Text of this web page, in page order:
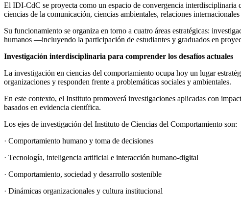
El IDI-CdC se proyecta como un espacio de convergencia interdisciplinaria
ciencias de la comunicación, ciencias ambientales, relaciones
Su funcionamiento se organiza en torno a cuatro áreas estratégicas:
humanos —incluyendo la participación de estudiantes y graduados en
Investigación interdisciplinaria para comprender los desafíos actuales
La investigación en ciencias del comportamiento ocupa hoy un lugar
organizaciones y responden frente a problemáticas sociales y ambientales.
En este contexto, el Instituto promoverá investigaciones aplicadas con
basados en evidencia científica.
Los ejes de investigación del Instituto de Ciencias del Comportamiento son:
· Comportamiento humano y toma de decisiones
· Tecnología, inteligencia artificial e interacción humano-digital
· Comportamiento, sociedad y desarrollo sostenible
· Dinámicas organizacionales y cultura institucional